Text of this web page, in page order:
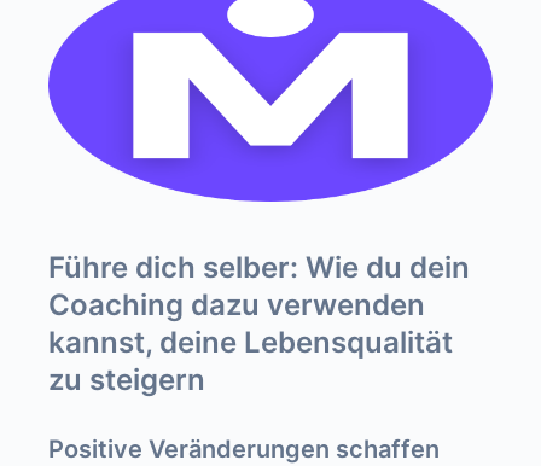
Führe dich selber: Wie du dein
Coaching dazu verwenden
kannst, deine Lebensqualität
zu steigern
Positive Veränderungen schaffen